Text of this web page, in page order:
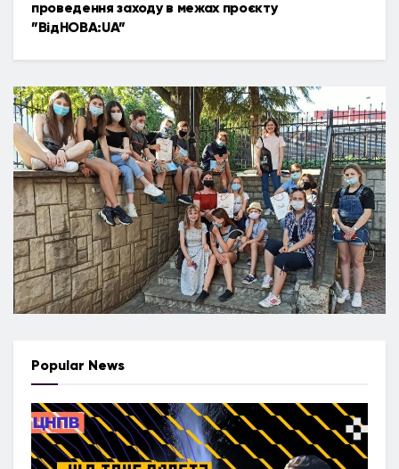
проведення заходу в межах проєкту
”ВідНОВА:UA”
Popular News